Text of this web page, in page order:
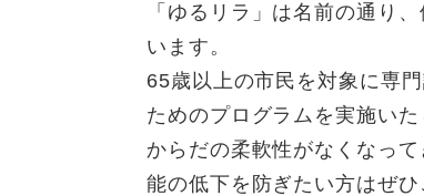
「ゆるリラ」は名前の通り
います。
65歳以上の市民を対象に専
ためのプログラムを実施いた
からだの柔軟性がなくなっ
能の低下を防ぎたい方はぜひ